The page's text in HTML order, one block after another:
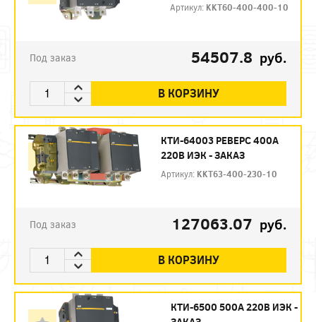
Артикул: KKT60-400-400-10
Под заказ 54507.8 руб.
В КОРЗИНУ
КТИ-64003 РЕВЕРС 400А
220В ИЭК - ЗАКАЗ
Артикул: KKT63-400-230-10
Под заказ 127063.07 руб.
В КОРЗИНУ
КТИ-6500 500А 220В ИЭК -